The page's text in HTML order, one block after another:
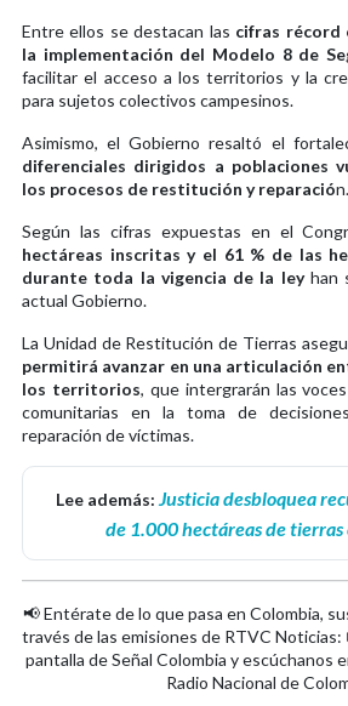
Entre ellos se destacan las cifras récord
la implementación del Modelo 8 de
facilitar el acceso a los territorios y la
para sujetos colectivos campesinos.
Asimismo, el Gobierno resaltó el
diferenciales dirigidos a poblaciones
los procesos de restitución y reparación.
Según las cifras expuestas en el
hectáreas inscritas y el 61 % de las
durante toda la vigencia de la leyhan
actual Gobierno.
La Unidad de Restitución de Tierras
permitirá avanzar en una articulación
los territorios, que intergrarán las
comunitarias en la toma de
reparación de víctimas.
Lee además: Justicia desbloquea
de 1.000 hectáreas de tierras
📢 Entérate de lo que pasa en Colombia,
través de las emisiones de RTVC Noticias:
pantalla de Señal Colombia y escúchanos
Radio Nacional de